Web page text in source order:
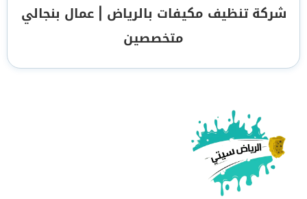
شركة تنظيف مكيفات بالرياض | عمال بنجالي
متخصصين